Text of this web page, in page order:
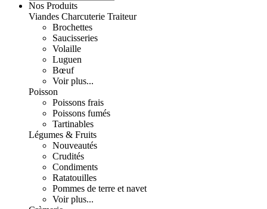
Nos Produits
Viandes Charcuterie Traiteur
Brochettes
Saucisseries
Volaille
Luguen
Bœuf
Voir plus...
Poisson
Poissons frais
Poissons fumés
Tartinables
Légumes & Fruits
Nouveautés
Crudités
Condiments
Ratatouilles
Pommes de terre et navet
Voir plus...